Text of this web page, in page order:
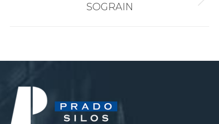
Projets
SOGRAIN